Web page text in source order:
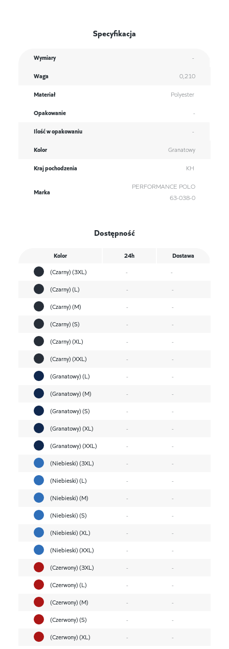
Specyfikacja
Wymiary -
Waga 0,210
Materiał Polyester
Opakowanie -
Ilość w opakowaniu -
Kolor Granatowy
Kraj pochodzenia KH
Marka
PERFORMANCE POLO
63-038-0
Dostępność
Kolor 24h
Dostawa
(Czarny) (3XL)
-
-
(Czarny) (L)
-
-
(Czarny) (M)
-
-
(Czarny) (S)
-
-
(Czarny) (XL)
-
-
(Czarny) (XXL)
-
-
(Granatowy) (L)
-
-
(Granatowy) (M)
-
-
(Granatowy) (S)
-
-
(Granatowy) (XL)
-
-
(Granatowy) (XXL)
-
-
(Niebieski) (3XL)
-
-
(Niebieski) (L)
-
-
(Niebieski) (M)
-
-
(Niebieski) (S)
-
-
(Niebieski) (XL)
-
-
(Niebieski) (XXL)
-
-
(Czerwony) (3XL)
-
-
(Czerwony) (L)
-
-
(Czerwony) (M)
-
-
(Czerwony) (S)
-
-
(Czerwony) (XL)
- -